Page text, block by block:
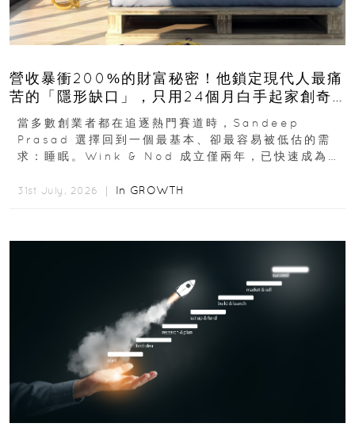
營收暴衝200%的財富秘密！他鎖定現代人最痛
苦的「隱形缺口」，只用24個月白手起家創奇
蹟
當多數創業者都在追逐熱門賽道時，Sandeep
Prasad 選擇回到一個最基本、卻最容易被低估的需
求：睡眠。Wink & Nod 成立僅兩年，已快速成為印
31st July, 2026 ｜ In GROWTH